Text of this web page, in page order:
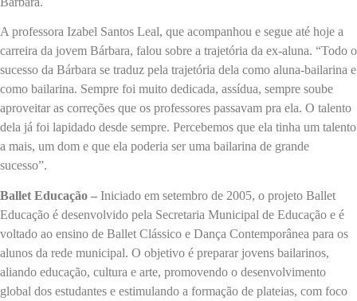
A professora Izabel Santos Leal, que acompanhou e segue até hoje a
carreira da jovem Bárbara, falou sobre a trajetória da ex-aluna. “Todo o
sucesso da Bárbara se traduz pela trajetória dela como aluna-bailarina e
como bailarina. Sempre foi muito dedicada, assídua, sempre soube
aproveitar as correções que os professores passavam pra ela. O talento
dela já foi lapidado desde sempre. Percebemos que ela tinha um talento
a mais, um dom e que ela poderia ser uma bailarina de grande
sucesso”.
Ballet Educação – Iniciado em setembro de 2005, o projeto Ballet
Educação é desenvolvido pela Secretaria Municipal de Educação e é
voltado ao ensino de Ballet Clássico e Dança Contemporânea para os
alunos da rede municipal. O objetivo é preparar jovens bailarinos,
aliando educação, cultura e arte, promovendo o desenvolvimento
global dos estudantes e estimulando a formação de plateias, com foco